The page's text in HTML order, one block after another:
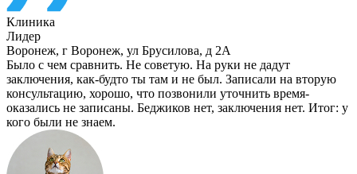
Клиника
Лидер
Воронеж, г Воронеж, ул Брусилова, д 2А
Было с чем сравнить. Не советую. На руки не дадут
заключения, как-будто ты там и не был. Записали на вторую
консультацию, хорошо, что позвонили уточнить время-
оказались не записаны. Беджиков нет, заключения нет. Итог: у
кого были не знаем.